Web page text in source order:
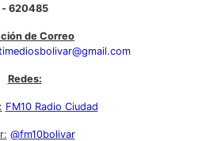
- 620485
de Correo
Redes:
FM10 Radio Ciudad
@fm10bolivar